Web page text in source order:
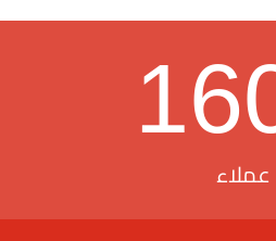
عملاء